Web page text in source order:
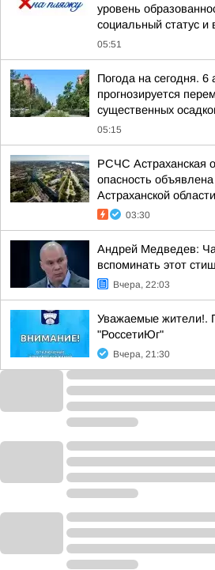
уровень
социальный статус и
05:51
Погода на сегодня. 6
прогнозируется
существенных
05:15
РСЧС Астраханская
опасность
Астраханской области
03:30
Андрей Медведев:
вспоминать этот
Вчера, 22:03
Уважаемые
"РоссетиЮг"
Вчера, 21:30